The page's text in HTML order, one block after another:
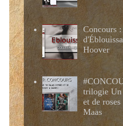
Concours
Hoover
trilogie Un
et de
Maas